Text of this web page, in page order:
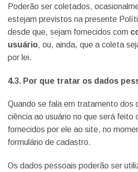
Poderão ser coletados,
estejam previstos na presente
desde que, sejam fornecidos com
usuário, ou, ainda, que a coleta
por lei.
4.3. Por que tratar os dados
Quando se fala em tratamento dos
ciência ao usuário no que será feito
fornecidos por ele ao site, no
formulário de cadastro.
Os dados pessoais poderão ser